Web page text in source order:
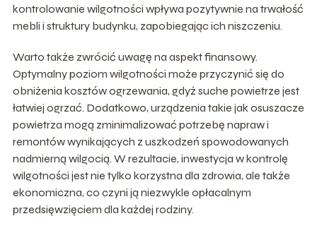
kontrolowanie wilgotności wpływa pozytywnie na trwałość
mebli i struktury budynku, zapobiegając ich niszczeniu.
Warto także zwrócić uwagę na aspekt finansowy.
Optymalny poziom wilgotności może przyczynić się do
obniżenia kosztów ogrzewania, gdyż suche powietrze jest
łatwiej ogrzać. Dodatkowo, urządzenia takie jak osuszacze
powietrza mogą zminimalizować potrzebę napraw i
remontów wynikających z uszkodzeń spowodowanych
nadmierną wilgocią. W rezultacie, inwestycja w kontrolę
wilgotności jest nie tylko korzystna dla zdrowia, ale także
ekonomiczna, co czyni ją niezwykle opłacalnym
przedsięwzięciem dla każdej rodziny.